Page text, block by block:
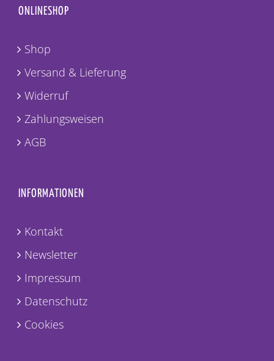
ONLINESHOP
Shop
Versand & Lieferung
Widerruf
Zahlungsweisen
AGB
INFORMATIONEN
Kontakt
Newsletter
Impressum
Datenschutz
Cookies